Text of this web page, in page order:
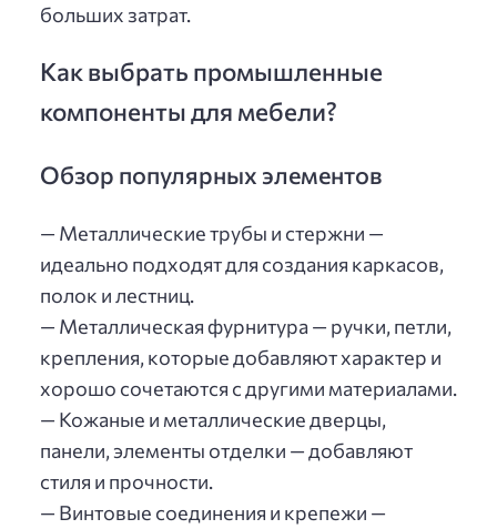
больших затрат.
Как выбрать промышленные
компоненты для мебели?
Обзор популярных элементов
— Металлические трубы и стержни —
идеально подходят для создания каркасов,
полок и лестниц.
— Металлическая фурнитура — ручки, петли,
крепления, которые добавляют характер и
хорошо сочетаются с другими материалами.
— Кожаные и металлические дверцы,
панели, элементы отделки — добавляют
стиля и прочности.
— Винтовые соединения и крепежи —